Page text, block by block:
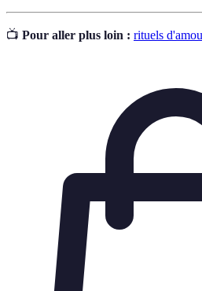
📺 Pour aller plus loin : rituels